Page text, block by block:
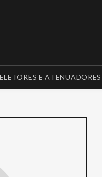
E ATENUADORES